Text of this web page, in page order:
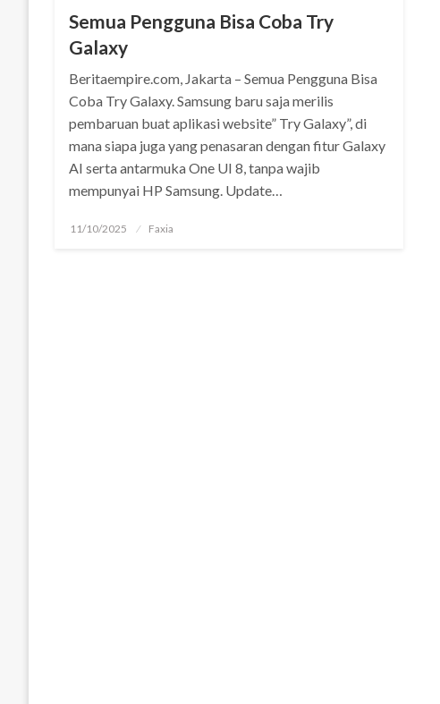
Semua Pengguna Bisa Coba Try
Galaxy
Beritaempire.com, Jakarta – Semua Pengguna Bisa
Coba Try Galaxy. Samsung baru saja merilis
pembaruan buat aplikasi website” Try Galaxy”, di
mana siapa juga yang penasaran dengan fitur Galaxy
AI serta antarmuka One UI 8, tanpa wajib
mempunyai HP Samsung. Update…
Posted
11/10/2025 Faxia